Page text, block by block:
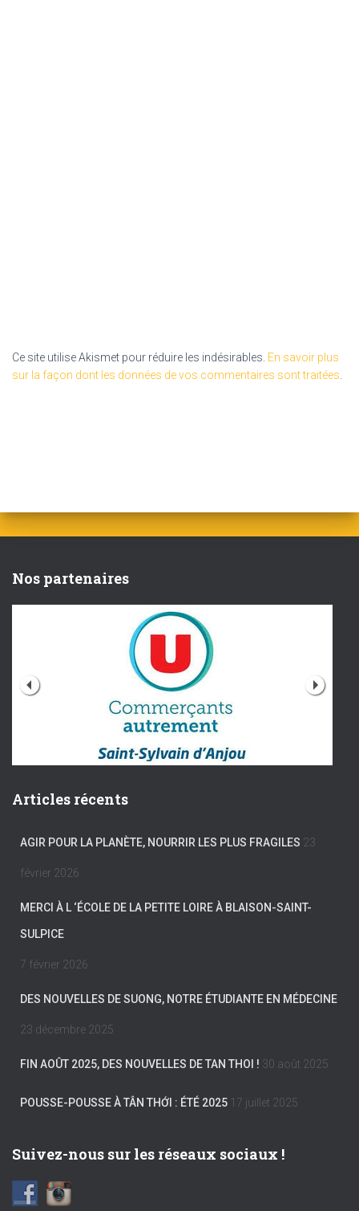
Ce site utilise Akismet pour réduire les indésirables. En savoir plus
sur la façon dont les données de vos commentaires sont traitées
Nos partenaires
Articles récents
AGIR POUR LA PLANÈTE, NOURRIR LES PLUS FRAGILES 23
février 2026
MERCI À L ‘ÉCOLE DE LA PETITE LOIRE À BLAISON-SAINT-
SULPICE
7 février 2026
DES NOUVELLES DE SUONG, NOTRE ÉTUDIANTE EN MÉDECINE
23 décembre 2025
FIN AOÛT 2025, DES NOUVELLES DE TAN THOI ! 30 août 2025
POUSSE-POUSSE À TÂN THỚI : ÉTÉ 2025 17 juillet 2025
Suivez-nous sur les réseaux sociaux !